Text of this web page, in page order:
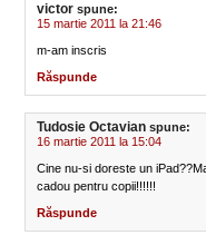
victor spune:
15 martie 2011 la 21:46
m-am inscris
Răspunde
Tudosie Octavian spune:
16 martie 2011 la 15:04
Cine nu-si doreste un
cadou pentru copii!!!!!!
Răspunde